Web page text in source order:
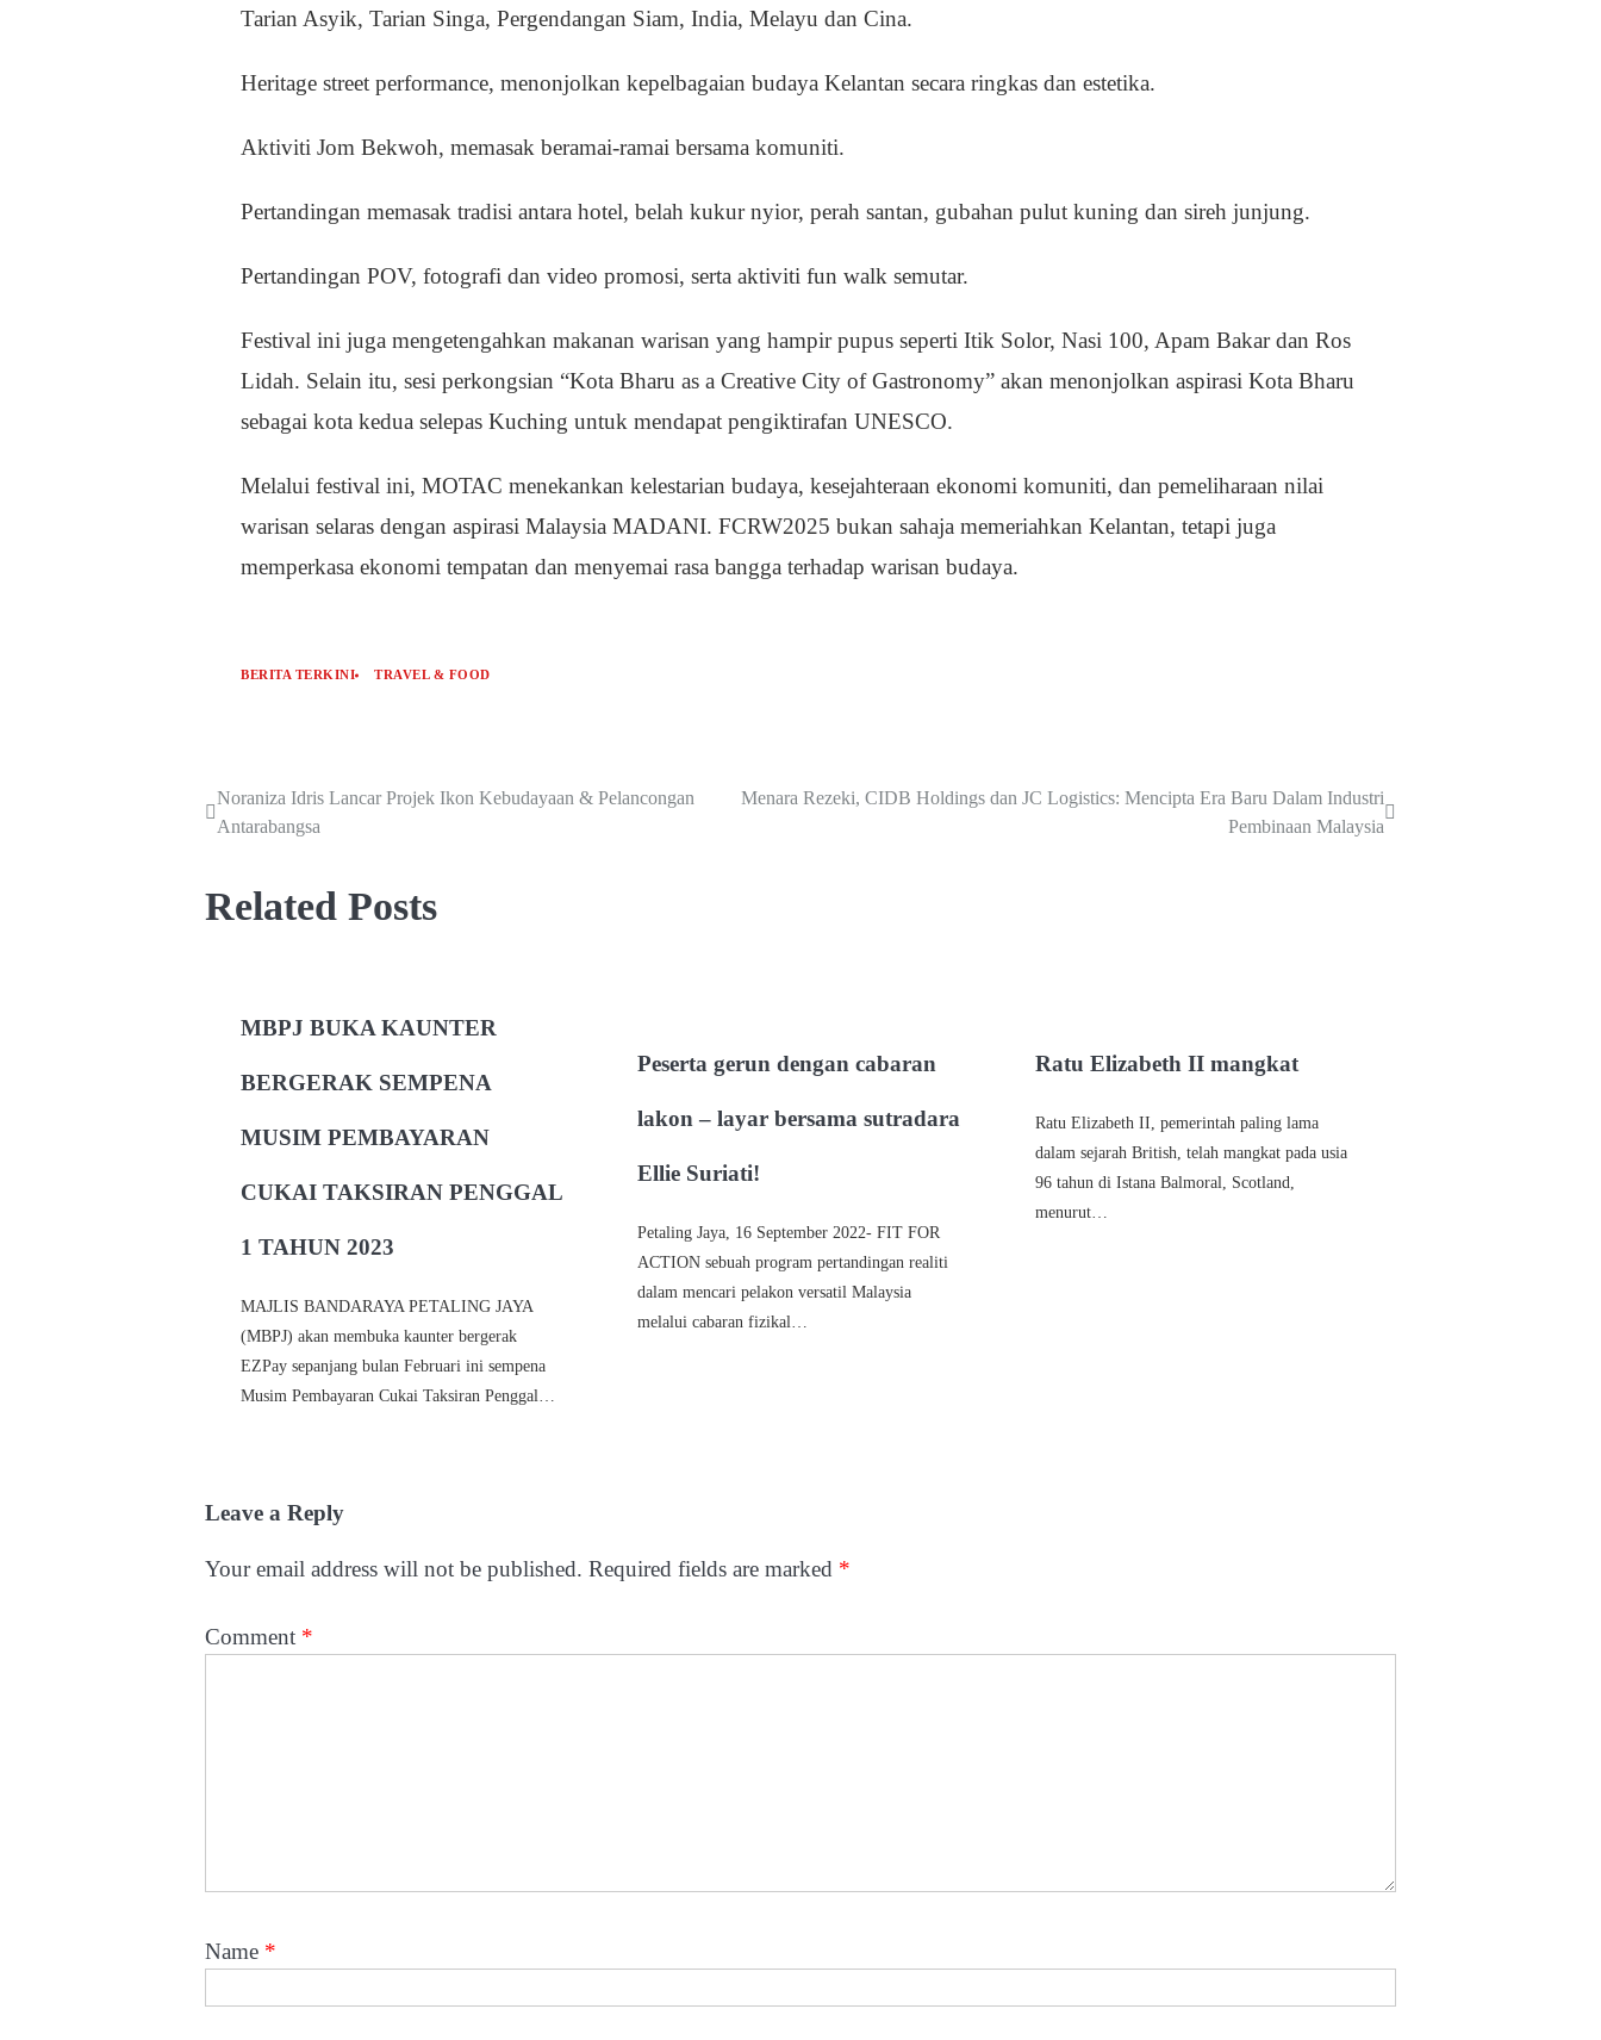
Tarian Asyik, Tarian Singa, Pergendangan Siam, India, Melayu dan Cina.
Heritage street performance, menonjolkan kepelbagaian budaya Kelantan secara ringkas dan estetika.
Aktiviti Jom Bekwoh, memasak beramai-ramai bersama komuniti.
Pertandingan memasak tradisi antara hotel, belah kukur nyior, perah santan, gubahan pulut kuning dan sireh junjung.
Pertandingan POV, fotografi dan video promosi, serta aktiviti fun walk semutar.
Festival ini juga mengetengahkan makanan warisan yang hampir pupus seperti Itik Solor, Nasi 100, Apam Bakar dan Ros
Lidah. Selain itu, sesi perkongsian “Kota Bharu as a Creative City of Gastronomy” akan menonjolkan aspirasi Kota Bharu
sebagai kota kedua selepas Kuching untuk mendapat pengiktirafan UNESCO.
Melalui festival ini, MOTAC menekankan kelestarian budaya, kesejahteraan ekonomi komuniti, dan pemeliharaan nilai
warisan selaras dengan aspirasi Malaysia MADANI. FCRW2025 bukan sahaja memeriahkan Kelantan, tetapi juga
memperkasa ekonomi tempatan dan menyemai rasa bangga terhadap warisan budaya.
BERITA TERKINI TRAVEL & FOOD
Noraniza Idris Lancar Projek Ikon Kebudayaan & Pelancongan
Antarabangsa
Menara Rezeki, CIDB Holdings dan JC Logistics: Mencipta Era Baru Dalam Industri
Pembinaan Malaysia
Related Posts
MBPJ BUKA KAUNTER
BERGERAK SEMPENA
MUSIM PEMBAYARAN
CUKAI TAKSIRAN PENGGAL
1 TAHUN 2023
MAJLIS BANDARAYA PETALING JAYA
(MBPJ) akan membuka kaunter bergerak
EZPay sepanjang bulan Februari ini sempena
Musim Pembayaran Cukai Taksiran Penggal…
Peserta gerun dengan cabaran
lakon – layar bersama sutradara
Ellie Suriati!
Petaling Jaya, 16 September 2022- FIT FOR
ACTION sebuah program pertandingan realiti
dalam mencari pelakon versatil Malaysia
melalui cabaran fizikal…
Ratu Elizabeth II mangkat
Ratu Elizabeth II, pemerintah paling lama
dalam sejarah British, telah mangkat pada usia
96 tahun di Istana Balmoral, Scotland,
menurut…
Leave a Reply
Your email address will not be published. Required fields are marked *
Comment *
Name *